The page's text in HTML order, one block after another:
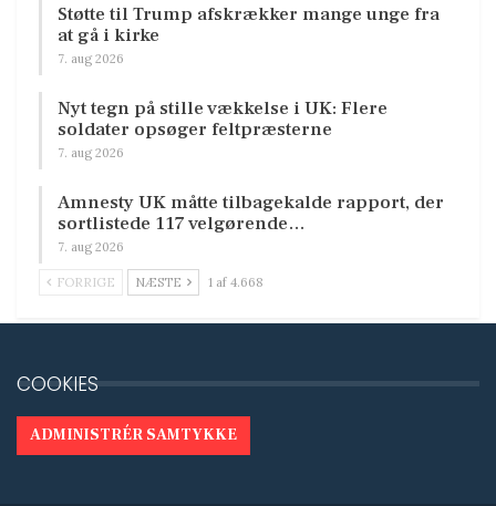
Støtte til Trump afskrækker mange unge fra
at gå i kirke
7. aug 2026
Nyt tegn på stille vækkelse i UK: Flere
soldater opsøger feltpræsterne
7. aug 2026
Amnesty UK måtte tilbagekalde rapport, der
sortlistede 117 velgørende…
7. aug 2026
FORRIGE NÆSTE 1 af 4.668
COOKIES
ADMINISTRÉR SAMTYKKE